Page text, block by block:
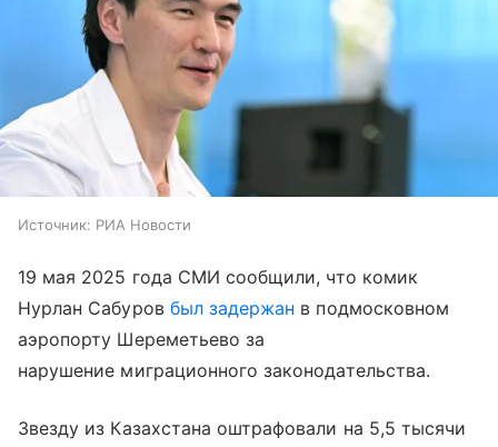
Источник: РИА Новости
19 мая 2025 года СМИ сообщили, что комик
Нурлан Сабуров был задержан в подмосковном
аэропорту Шереметьево за
нарушение миграционного законодательства.
Звезду из Казахстана оштрафовали на 5,5 тысячи